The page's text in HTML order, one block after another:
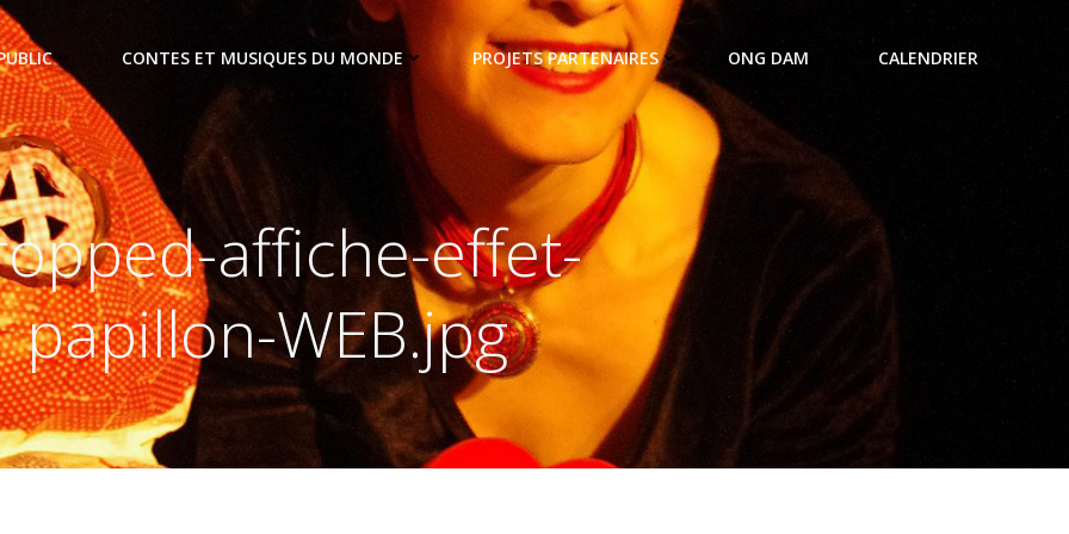
CONTES ET MUSIQUES DU MONDE PROJETS PARTENAIRES ONG DAM CALENDRIER
affiche-effet-
papillon-WEB.jpg